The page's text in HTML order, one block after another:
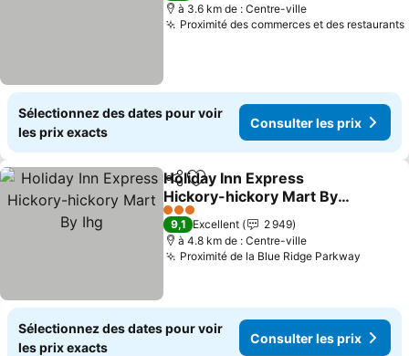
à 3.6 km de : Centre-ville
Proximité des commerces et des restaurants
Sélectionnez des dates pour voir
les prix exacts
Consulter les prix
PartagerAjouter à mes favoris
Holiday Inn Express
Hickory-hickory Mart By
Ihg
3 Étoiles
9,1 Excellent
2 949
à 4.8 km de : Centre-ville
Proximité de la Blue Ridge Parkway
Sélectionnez des dates pour voir
les prix exacts
Consulter les prix